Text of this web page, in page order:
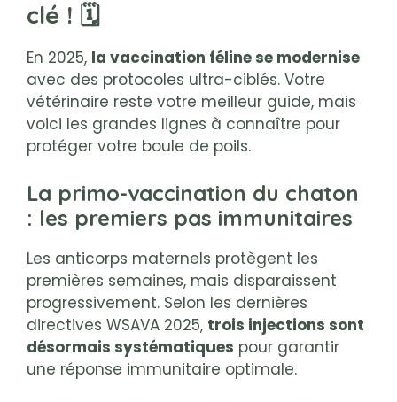
clé ! 🗓️
En 2025, la vaccination féline se modernise
avec des protocoles ultra-ciblés. Votre
vétérinaire reste votre meilleur guide, mais
voici les grandes lignes à connaître pour
protéger votre boule de poils.
La primo-vaccination du chaton
: les premiers pas immunitaires
Les anticorps maternels protègent les
premières semaines, mais disparaissent
progressivement. Selon les dernières
directives WSAVA 2025, trois injections sont
désormais systématiques pour garantir
une réponse immunitaire optimale.